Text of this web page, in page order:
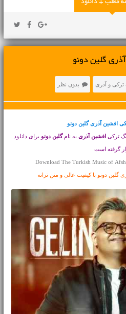
مطلب + دانلود
گلین دونو
ترکی و آذری بدون نظر
افشین آذری گلین دونو
ترکیافشین آذری به نامگلین دونو برای دانلود
گرفته است
Download The Turkish Music of
گلین دونو با کیفیت عالی و متن ترانه